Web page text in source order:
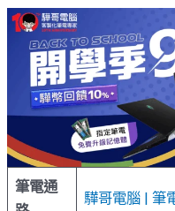
筆電通
驊哥電腦 | 筆